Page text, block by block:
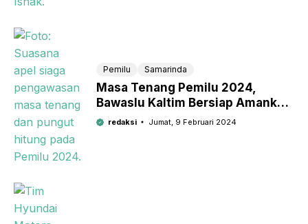
Pemilu Samarinda
Masa Tenang Pemilu 2024,
Bawaslu Kaltim Bersiap Amankan
Proses Pungut Hitung
redaksi Jumat, 9 Februari 2024